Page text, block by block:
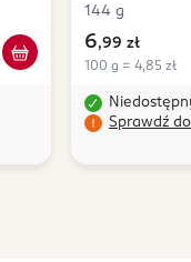
m-cu życia
144 g
6,99 zł
100 g = 4,85 zł
Sprawdź